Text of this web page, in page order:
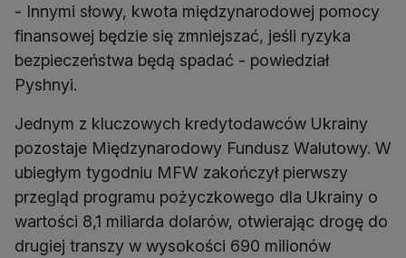
- Innymi słowy, kwota międzynarodowej pomocy
finansowej będzie się zmniejszać, jeśli ryzyka
bezpieczeństwa będą spadać - powiedział
Pyshnyi.
Jednym z kluczowych kredytodawców Ukrainy
pozostaje Międzynarodowy Fundusz Walutowy. W
ubiegłym tygodniu MFW zakończył pierwszy
przegląd programu pożyczkowego dla Ukrainy o
wartości 8,1 miliarda dolarów, otwierając drogę do
drugiej transzy w wysokości 690 milionów